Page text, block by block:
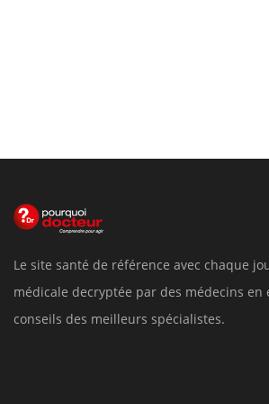
Le site santé de référence avec chaque
médicale decryptée par des médecins en
conseils des meilleurs spécialistes.